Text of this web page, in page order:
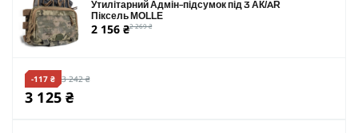
Утилітарний Адмін-підсумок під 3 АК/AR
Піксель MOLLE
2 156 ₴2 269 ₴
-117 ₴ 3 242 ₴
3 125 ₴